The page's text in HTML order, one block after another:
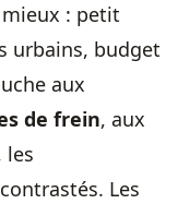
: petit
urbains, budget
aux
de frein, aux
les
Les